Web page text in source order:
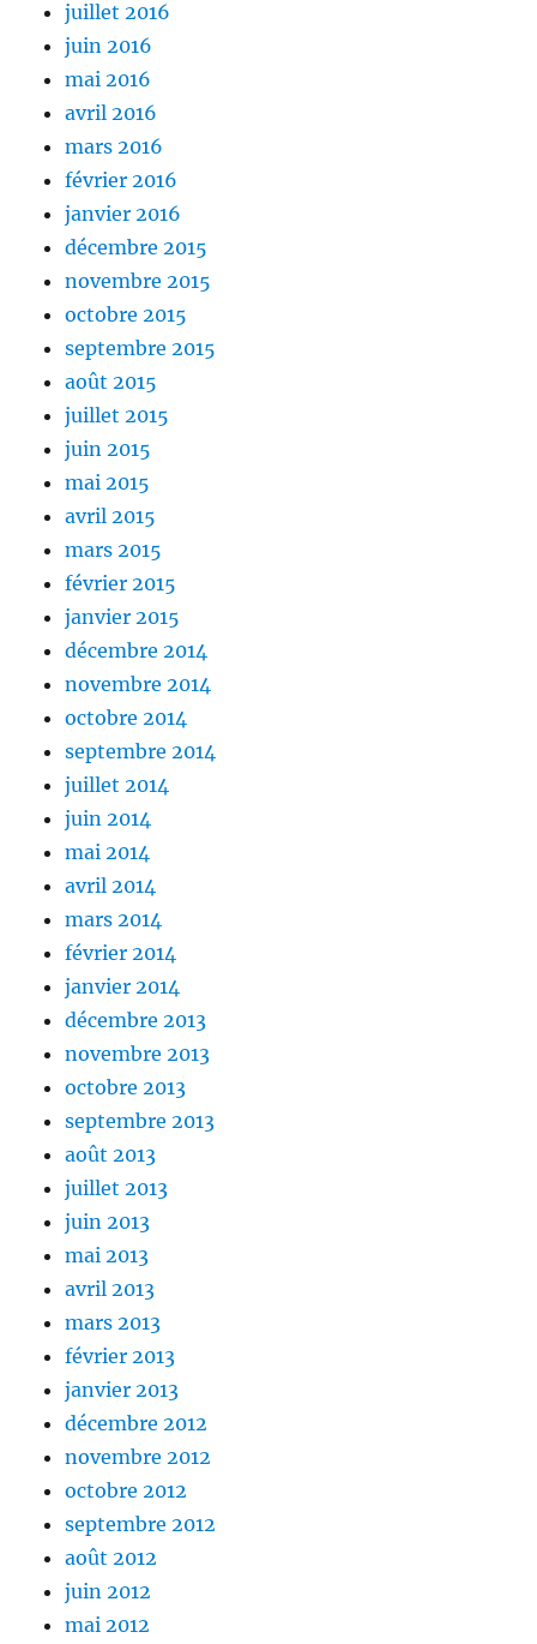
juillet 2016
juin 2016
mai 2016
avril 2016
mars 2016
février 2016
janvier 2016
décembre 2015
novembre 2015
octobre 2015
septembre 2015
août 2015
juillet 2015
juin 2015
mai 2015
avril 2015
mars 2015
février 2015
janvier 2015
décembre 2014
novembre 2014
octobre 2014
septembre 2014
juillet 2014
juin 2014
mai 2014
avril 2014
mars 2014
février 2014
janvier 2014
décembre 2013
novembre 2013
octobre 2013
septembre 2013
août 2013
juillet 2013
juin 2013
mai 2013
avril 2013
mars 2013
février 2013
janvier 2013
décembre 2012
novembre 2012
octobre 2012
septembre 2012
août 2012
juin 2012
mai 2012